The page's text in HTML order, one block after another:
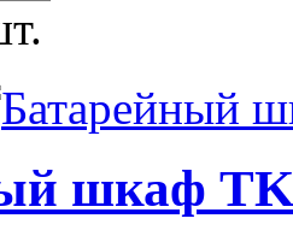
шкаф